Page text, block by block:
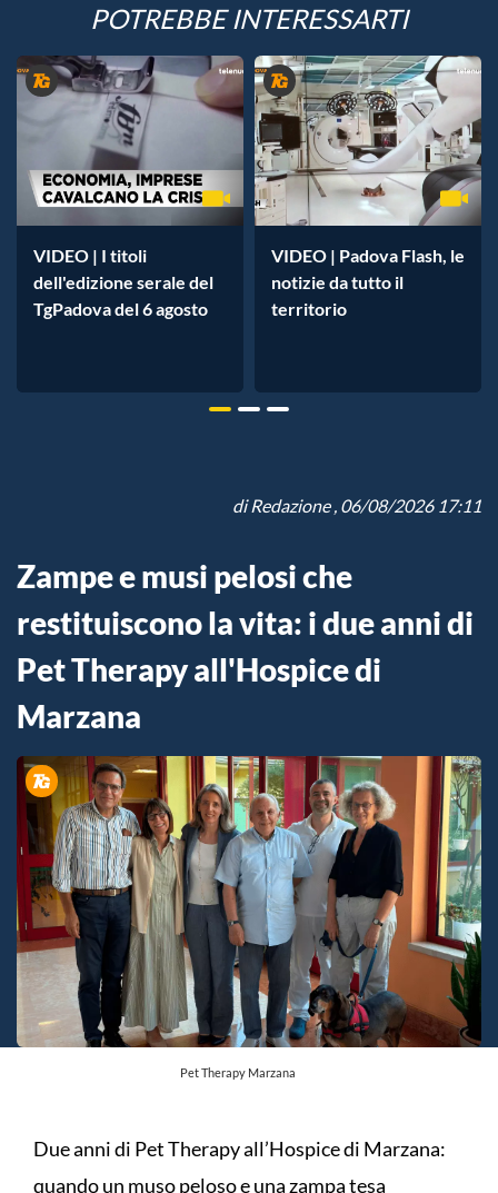
POTREBBE INTERESSARTI
VIDEO | I titoli
dell'edizione serale del
TgPadova del 6 agosto
VIDEO | Padova Flash, le
notizie da tutto il
territorio
diRedazione, 06/08/2026 17:11
Zampe e musi pelosi che
restituiscono la vita: i due anni di
Pet Therapy all'Hospice di
Marzana
Pet Therapy Marzana
Due anni di Pet Therapy all’Hospice di Marzana:
quando un muso peloso e una zampa tesa